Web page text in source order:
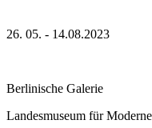
26. 05. - 14.08.2023
Berlinische Galerie
Landesmuseum für